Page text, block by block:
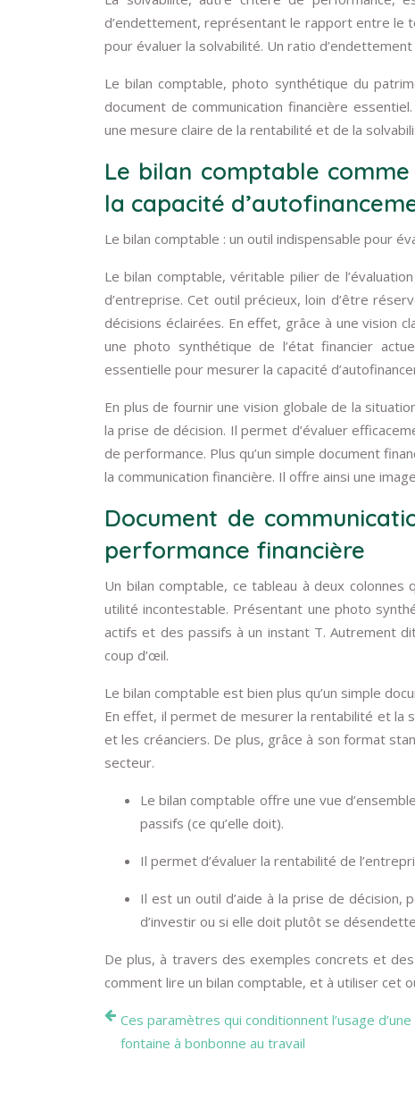
d’endettement, représentant le rapport entre
pour évaluer la solvabilité. Un ratio
Le bilan comptable, photo synthétique du
document de communication financière
une mesure claire de la rentabilité et de la
Le bilan comptable
la capacité
Le bilan comptable : un outil indispensable pour
Le bilan comptable, véritable pilier de
d’entreprise. Cet outil précieux, loin d’être
décisions éclairées. En effet, grâce à une vision
une photo synthétique de l’état financier
essentielle pour mesurer la capacité
En plus de fournir une vision globale de la
la prise de décision. Il permet d’évaluer
de performance. Plus qu’un simple document
la communication financière. Il offre ainsi une
Document de
performance financière
Un bilan comptable, ce tableau à deux colonnes
utilité incontestable. Présentant une photo
actifs et des passifs à un instant T. Autrement
coup d’œil.
Le bilan comptable est bien plus qu’un simple
En effet, il permet de mesurer la rentabilité et la
et les créanciers. De plus, grâce à son format
secteur.
Le bilan comptable offre une vue
passifs (ce qu’elle doit).
Il permet d’évaluer la rentabilité de
Il est un outil d’aide à la prise de
d’investir ou si elle doit plutôt se
De plus, à travers des exemples concrets et
comment lire un bilan comptable, et à utiliser cet
Ces paramètres qui conditionnent l’usage d’une
fontaine à bonbonne au travail